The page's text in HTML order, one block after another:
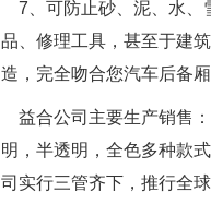
7、可防止砂、泥、水、
品、修理工具，甚至于建
造，完全吻合您汽车后备
益合公司主要生产销售
明，半透明，全色多种款
司实行三管齐下，推行全